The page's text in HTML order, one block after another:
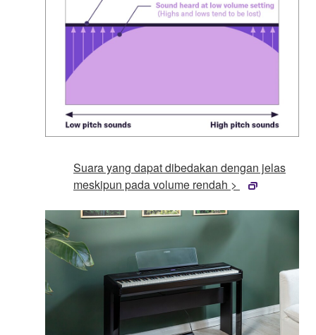
Suara yang dapat dibedakan dengan jelas
meskipun pada volume rendah >